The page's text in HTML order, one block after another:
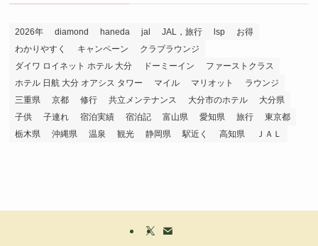
2026年 diamond haneda jal JAL，旅行 lsp
お得
わかりやすく
キャンペーン
クラブラウンジ
ダイワ ロイネット ホテル 大分
ドーミーイン
ファーストクラス
ホテル 日航 大分 オアシス タワー
マイル マリオット
ラウンジ
三重県
京都 修行 共立メンテナンス 大分市のホテル
大分県
子供
子連れ 宿泊実績 宿泊記 富山県 愛知県 旅行
東京都
栃木県
沖縄県 温泉 観光 静岡県 駅近く 高知県 ＪＡＬ